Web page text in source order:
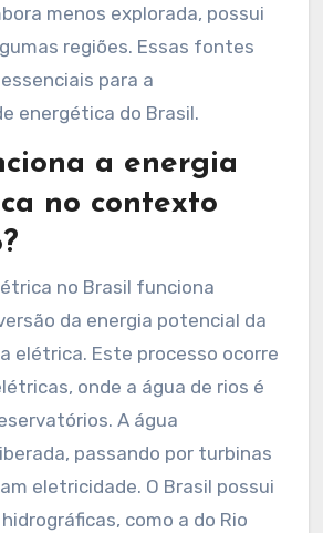
menos explorada, possui
regiões. Essas fontes
para a
energética do Brasil.
a energia
no contexto
no Brasil funciona
da energia potencial da
elétrica. Este processo ocorre
onde a água de rios é
A água
passando por turbinas
eletricidade. O Brasil possui
como a do Rio